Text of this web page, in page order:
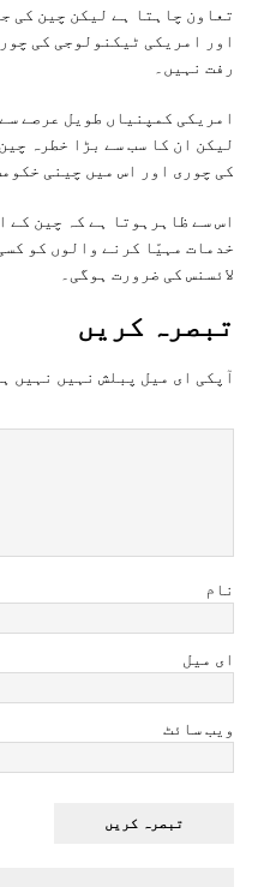
تعاون چاہتا ہے ليکن چين کی
اور امريکی ٹيکنولوجی کی
رفت نہيں۔
امريکی کمپنياں طويل عرصے
ليکن ان کا سب سے بڑا خطرہ
کی چوری اور اس ميں چينی
اس سے ظاہرہوتا ہے کہ چین کے
خدمات مہیّا کرنے والوں کو
لائسنس کی ضرورت ہوگی۔
تبصرہ کريں
آپکی ای ميل پبلش نہيں نہيں
نام
ای میل
ویب سائٹ